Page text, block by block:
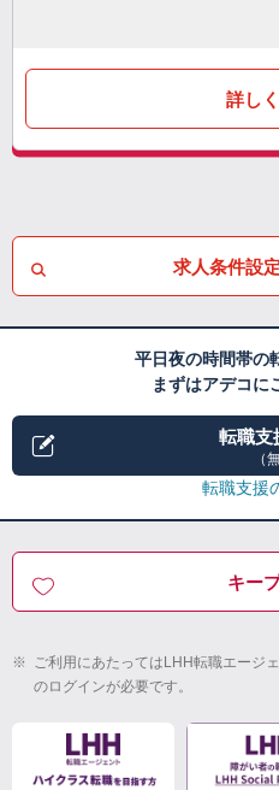
詳し
求人条件設
平日夜の時間帯の
まずはアデコに
転職支
（
転職支援
キー
※ ご利用にあたってはLHH転職エージ
のログインが必要です。